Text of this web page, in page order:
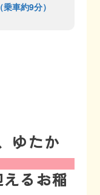
車約9分）
ゆたか
えるお稲